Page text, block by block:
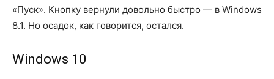
«Пуск». Кнопку вернули довольно быстро — в Windows
8.1. Но осадок, как говорится, остался.
Windows 10